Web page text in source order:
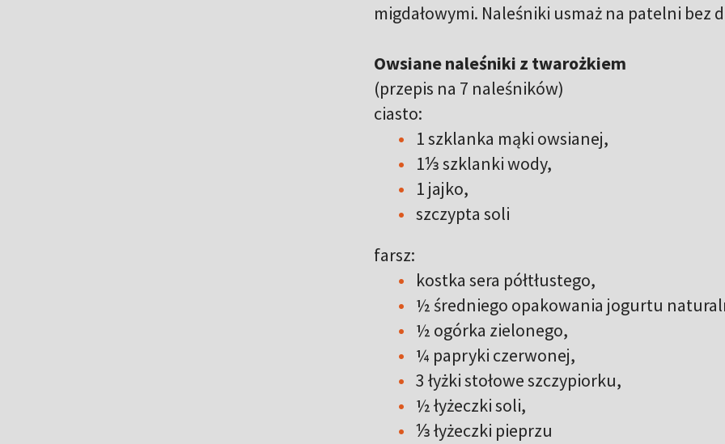
migdałowymi. Naleśniki usmaż na patelni bez
Owsiane naleśniki z twarożkiem
(przepis na 7 naleśników)
ciasto:
1 szklanka mąki owsianej,
1⅓ szklanki wody,
1 jajko,
szczypta soli
farsz:
kostka sera półtłustego,
½ średniego opakowania jogurtu
½ ogórka zielonego,
¼ papryki czerwonej,
3 łyżki stołowe szczypiorku,
½ łyżeczki soli,
⅓ łyżeczki pieprzu